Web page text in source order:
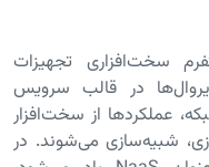
سخت‌افزاری تجهیزات
در قالب سرویس
عملکردها از سخت‌افزار
شبیه‌سازی می‌شوند. در